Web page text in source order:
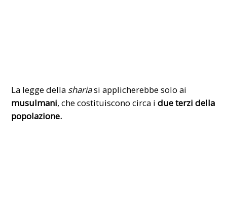
La legge della shariasi applicherebbe solo ai
musulmani, che costituiscono circa idue terzi della
popolazione.